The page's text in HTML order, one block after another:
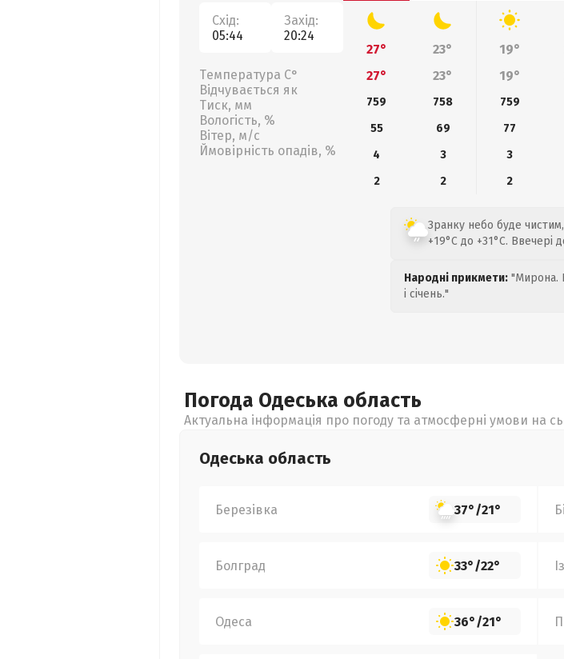
Схід:
05:44
Захід:
20:24
Температура С°
Відчувається як
Тиск, мм
Вологість, %
Вітер, м/с
Ймовірність опадів, %
27° 23° 19°
27°
23° 19°
759 758 759
55
69 77
4
3 3
2
2 2
Зранку небо буде
+19°C до +31°C. Ввечері
Народні прикмети: "Мирона.
і січень."
Погода Одеська область
Актуальна інформація про погоду та атмосферні умови на
Одеська область
Березівка 37°/21°
Болград 33°/22°
Одеса 36°/21°